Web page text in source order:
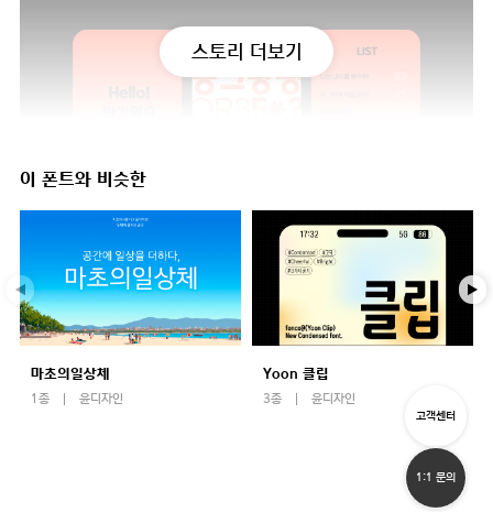
스토리 더보기
이 폰트와 비슷한
마초의일상체
1종 윤디자인
Yoon 클립
3종 윤디자인
고객센터
1:1 문의